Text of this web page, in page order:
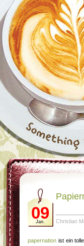
09
Jan. Christian
papernation ist ein